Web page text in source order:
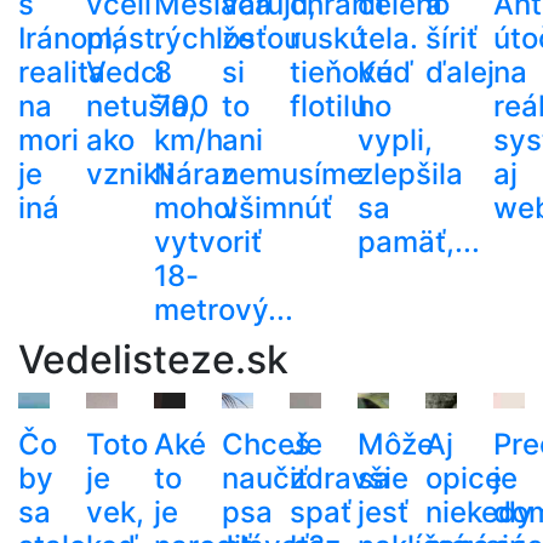
Iránom,
realita
na
mori
je
iná
plást.
Vedci
netušia,
ako
vznikli
rýchlosťou
8
700
km/h.
Náraz
mohol
vytvoriť
18-
metrový...
že
si
to
ani
nemusíme
všimnúť
ruskú
tieňovú
flotilu
tela.
Keď
ho
vypli,
zlepšila
sa
pamäť,...
šíriť
ďalejna
aj
Vedelisteze.sk
Čo
by
sa
Toto
je
vek,
Aké
to
je
Chceš
naučiť
psa
Je
zdravšie
spať
Môže
sa
jesť
Aj
opice
niekedy
je